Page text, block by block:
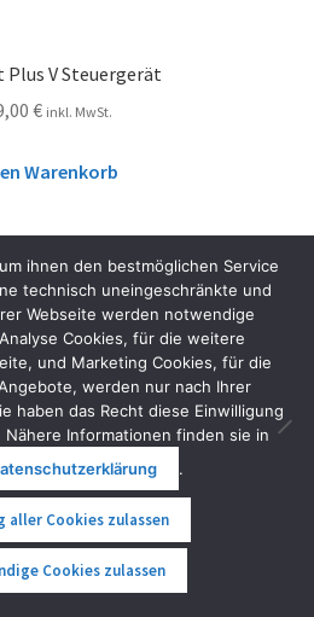
Plus V Steuergerät
€ inkl. MwSt.
Warenkorb
ihnen den bestmöglichen Service
technisch uneingeschränkte und
Webseite werden notwendige
Cookies, für die weitere
und Marketing Cookies, für die
werden nur nach Ihrer
haben das Recht diese Einwilligung
Informationen finden sie in
.
aller Cookies zulassen
Cookies zulassen